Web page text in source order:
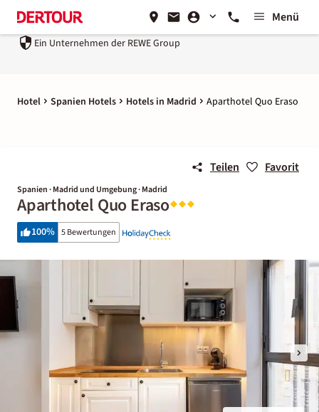
Menü
Ein Unternehmen der REWE Group
Hotel Spanien Hotels Hotels in Madrid Aparthotel Quo Eraso
Teilen Favorit
Spanien · Madrid und Umgebung · Madrid
Aparthotel Quo Eraso
100% 5 Bewertungen